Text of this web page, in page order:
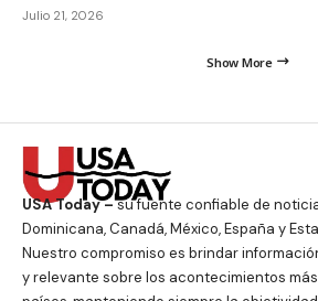
Julio 21, 2026
Show More
USA Today –su fuente confiable de
Dominicana, Canadá, México, España y
Nuestro compromiso es brindar
y relevante sobre los acontecimientos